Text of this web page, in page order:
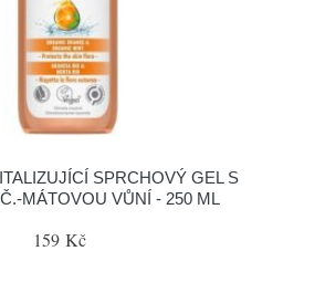
SPRCHOVÝ GEL S
MÁTOVOU VŮNÍ - 250 ML
159 Kč